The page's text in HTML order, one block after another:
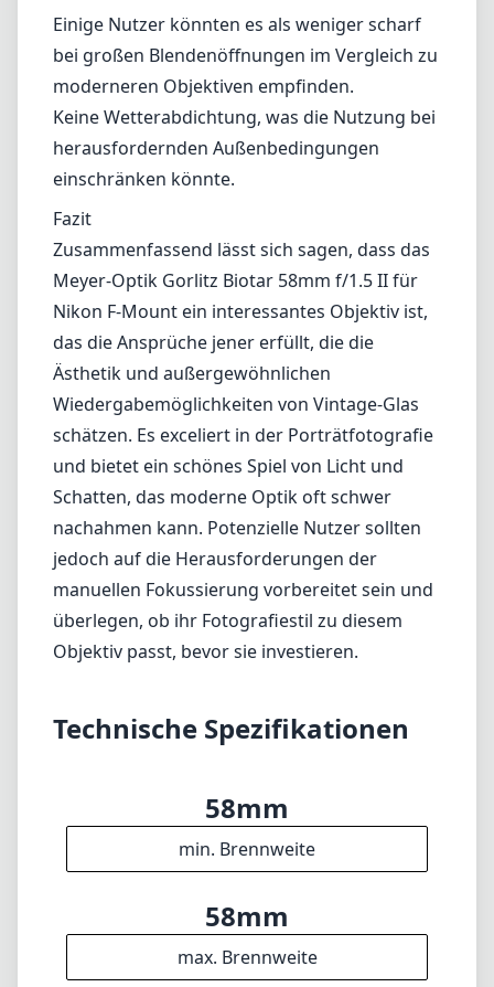
Einige Nutzer könnten es als weniger scharf
bei großen Blendenöffnungen im Vergleich zu
moderneren Objektiven empfinden.
Keine Wetterabdichtung, was die Nutzung bei
herausfordernden Außenbedingungen
einschränken könnte.
Fazit
Zusammenfassend lässt sich sagen, dass das
Meyer-Optik Gorlitz Biotar 58mm f/1.5 II für
Nikon F-Mount ein interessantes Objektiv ist,
das die Ansprüche jener erfüllt, die die
Ästhetik und außergewöhnlichen
Wiedergabemöglichkeiten von Vintage-Glas
schätzen. Es exceliert in der Porträtfotografie
und bietet ein schönes Spiel von Licht und
Schatten, das moderne Optik oft schwer
nachahmen kann. Potenzielle Nutzer sollten
jedoch auf die Herausforderungen der
manuellen Fokussierung vorbereitet sein und
überlegen, ob ihr Fotografiestil zu diesem
Objektiv passt, bevor sie investieren.
Technische Spezifikationen
58mm
min. Brennweite
58mm
max. Brennweite